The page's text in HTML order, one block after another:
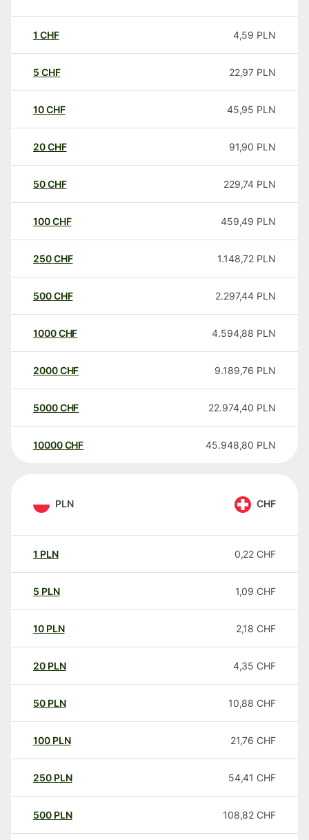
1 CHF 4,59 PLN
5 CHF 22,97 PLN
10CHF 45,95 PLN
20CHF 91,90 PLN
50CHF 229,74 PLN
100CHF 459,49 PLN
250CHF 1.148,72 PLN
500CHF 2.297,44 PLN
1000CHF 4.594,88 PLN
2000CHF 9.189,76 PLN
5000CHF 22.974,40 PLN
10000 CHF 45.948,80 PLN
PLN CHF
1 PLN 0,22 CHF
5 PLN 1,09 CHF
10 PLN 2,18 CHF
20 PLN 4,35 CHF
50 PLN 10,88 CHF
100 PLN 21,76 CHF
250 PLN 54,41 CHF
500 PLN 108,82 CHF